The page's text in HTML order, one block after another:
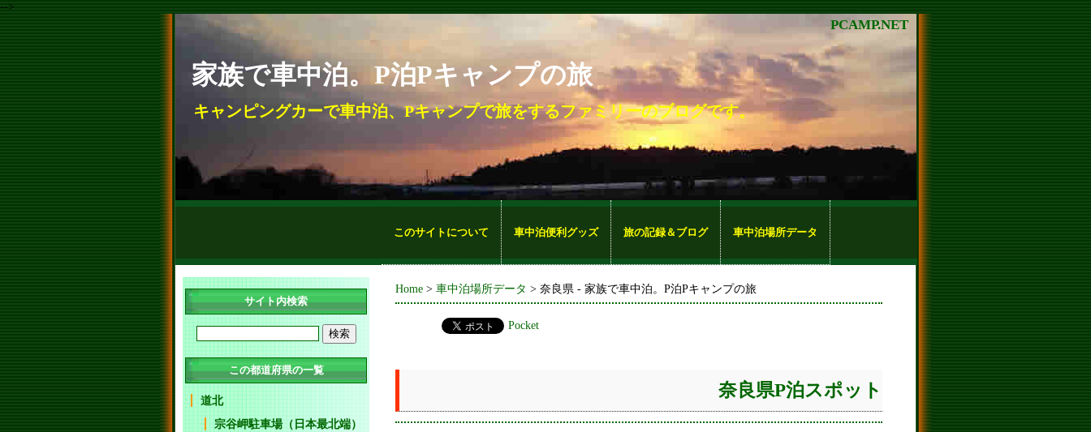
-->
家族で車中泊。P泊Pキャンプの旅
キャンピングカーで車中泊、Pキャンプで旅をするファミリーのブログです。
PCAMP.NET
このサイトについて 車中泊便利グッズ 旅の記録＆ブログ 車中泊場所データ
Home > 車中泊場所データ > 奈良県 - 家族で車中泊。P泊Pキャンプの旅
Pocket
奈良県P泊スポット
サイト内検索
この都道府県の一覧
道北
宗谷岬駐車場（日本最北端）